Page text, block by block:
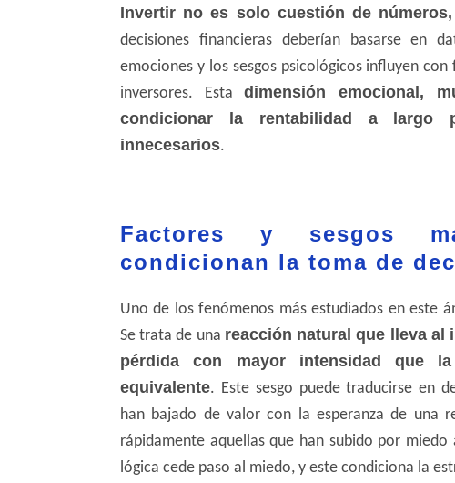
Invertir no es solo cuestión de
decisiones financieras deberían basarse en
emociones y los sesgos psicológicos influyen
inversores. Estadimensión emocional,
condicionar la rentabilidad a largo
innecesarios.
Factores y sesgos
condicionan la toma de
Uno de los fenómenos más estudiados en este
Se trata de una reacción natural que lleva al
pérdida con mayor intensidad que
equivalente. Este sesgo puede traducirse en
han bajado de valor con la esperanza de una
rápidamente aquellas que han subido por
lógica cede paso al miedo, y este condiciona la